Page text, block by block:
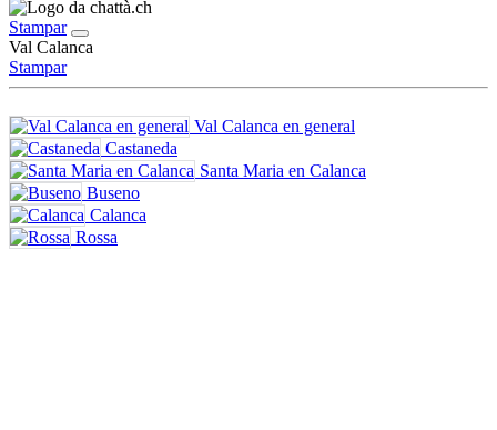
Stampar
Val Calanca
Stampar
Val Calanca en general
Castaneda
Santa Maria en Calanca
Buseno
Calanca
Rossa